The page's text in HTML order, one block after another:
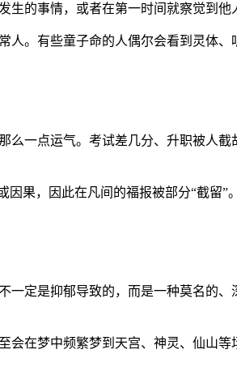
的事情，或者在第一时间就察觉到
。有些童子命的人偶尔会看到灵体
么一点运气。考试差几分、升职被人
果，因此在凡间的福报被部分“截留
一定是抑郁导致的，而是一种莫名的
在梦中频繁梦到天宫、神灵、仙山